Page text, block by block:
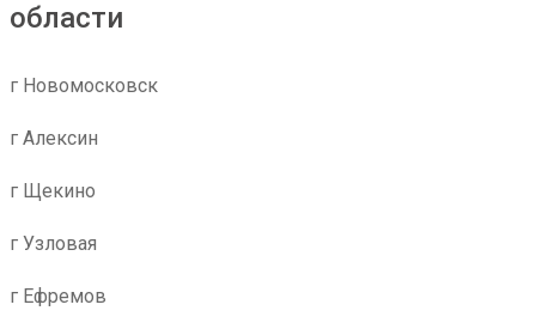
области
г Новомосковск
г Алексин
г Щекино
г Узловая
г Ефремов